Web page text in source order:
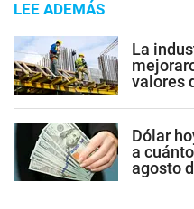
LEE ADEMÁS
La
valores
Dólar
a
agosto